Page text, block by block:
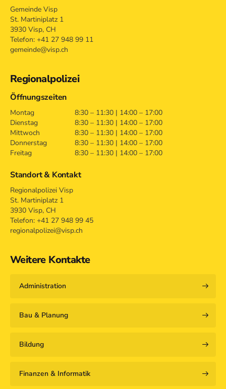
Gemeinde Visp
St. Martiniplatz 1
3930 Visp, CH
Telefon: +41 27 948 99 11
gemeinde@visp.ch
Regionalpolizei
Öffnungszeiten
Montag
8:30 – 11:30 | 14:00 – 17:00
Dienstag
8:30 – 11:30 | 14:00 – 17:00
Mittwoch
8:30 – 11:30 | 14:00 – 17:00
Donnerstag
8:30 – 11:30 | 14:00 – 17:00
Freitag
8:30 – 11:30 | 14:00 – 17:00
Standort & Kontakt
Regionalpolizei Visp
St. Martiniplatz 1
3930 Visp, CH
Telefon: +41 27 948 99 45
regionalpolizei@visp.ch
Weitere Kontakte
Administration
Bau & Planung
Bildung
Finanzen & Informatik